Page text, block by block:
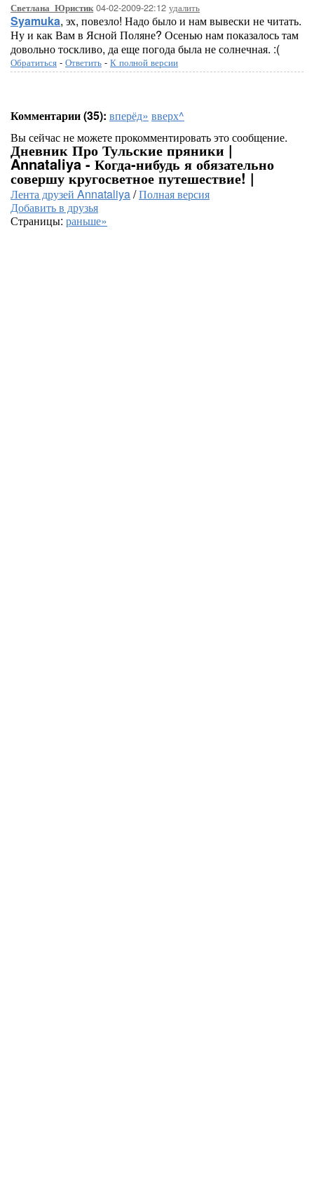
Светлана_Юристик04-02-2009-22:12 удалить
Syamuka, эх, повезло! Надо было и нам вывески не читать.
Ну и как Вам в Ясной Поляне? Осенью нам показалось там
довольно тоскливо, да еще погода была не солнечная. :(
Обратиться - Ответить - К полной версии
Комментарии (35): вперёд» вверх^
Вы сейчас не можете прокомментировать это сообщение.
Дневник Про Тульские пряники |
Annataliya - Когда-нибудь я обязательно
совершу кругосветное путешествие! |
Лента друзей Annataliya/Полная версия
Добавить в друзья
Страницы: раньше»